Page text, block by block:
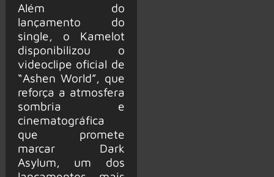
Além do
lançamento do
single, o Kamelot
disponibilizou o
videoclipe oficial de
“Ashen World”, que
reforça a atmosfera
sombria e
cinematográfica
que promete
marcar Dark
Asylum, um dos